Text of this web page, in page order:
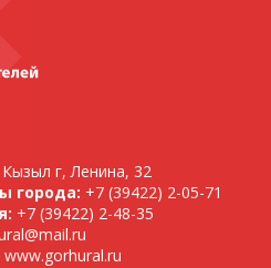
г, Ленина, 32
города: +7 (39422) 2-05-71
+7 (39422) 2-48-35
www.gorhural.ru